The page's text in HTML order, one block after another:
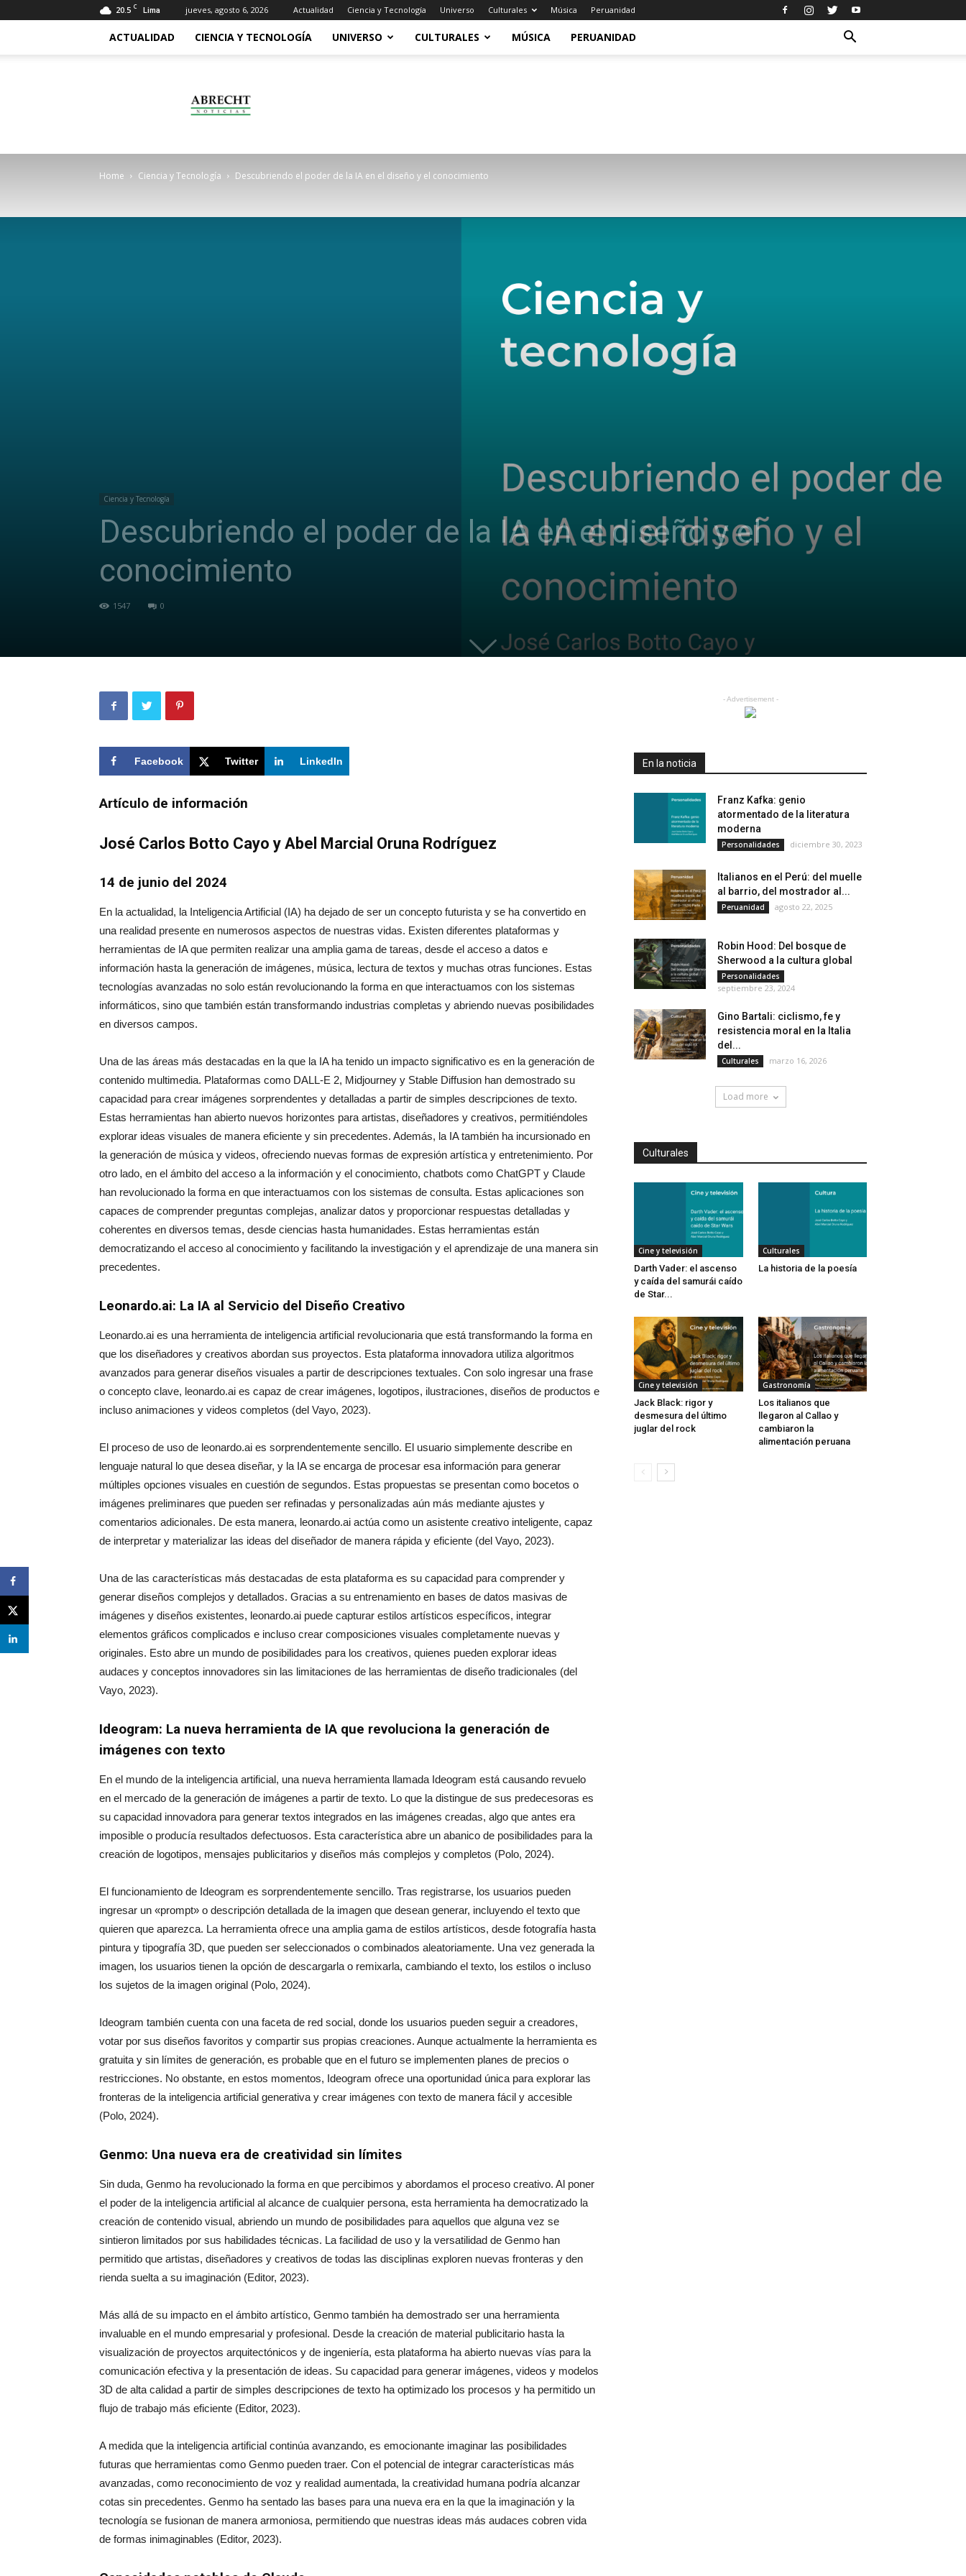
20.5 C Lima jueves, agosto 6, 2026 Actualidad Ciencia y Tecnología Universo Culturales Música Peruanidad
ACTUALIDAD CIENCIA Y TECNOLOGÍA UNIVERSO CULTURALES MÚSICA PERUANIDAD
Home Ciencia y Tecnología Descubriendo el poder de la IA en el diseño y el conocimiento
Ciencia y Tecnología
Descubriendo el poder de la IA en el diseño y el
conocimiento
1547 0
Facebook Twitter LinkedIn
Artículo de información
José Carlos Botto Cayo y Abel Marcial Oruna Rodríguez
14 de junio del 2024
En la actualidad, la Inteligencia Artificial (IA) ha dejado de ser un concepto futurista y se ha convertido en
una realidad presente en numerosos aspectos de nuestras vidas. Existen diferentes plataformas y
herramientas de IA que permiten realizar una amplia gama de tareas, desde el acceso a datos e
información hasta la generación de imágenes, música, lectura de textos y muchas otras funciones. Estas
tecnologías avanzadas no solo están revolucionando la forma en que interactuamos con los sistemas
informáticos, sino que también están transformando industrias completas y abriendo nuevas posibilidades
en diversos campos.
Una de las áreas más destacadas en la que la IA ha tenido un impacto significativo es en la generación de
contenido multimedia. Plataformas como DALL-E 2, Midjourney y Stable Diffusion han demostrado su
capacidad para crear imágenes sorprendentes y detalladas a partir de simples descripciones de texto.
Estas herramientas han abierto nuevos horizontes para artistas, diseñadores y creativos, permitiéndoles
explorar ideas visuales de manera eficiente y sin precedentes. Además, la IA también ha incursionado en
la generación de música y videos, ofreciendo nuevas formas de expresión artística y entretenimiento. Por
otro lado, en el ámbito del acceso a la información y el conocimiento, chatbots como ChatGPT y Claude
han revolucionado la forma en que interactuamos con los sistemas de consulta. Estas aplicaciones son
capaces de comprender preguntas complejas, analizar datos y proporcionar respuestas detalladas y
coherentes en diversos temas, desde ciencias hasta humanidades. Estas herramientas están
democratizando el acceso al conocimiento y facilitando la investigación y el aprendizaje de una manera sin
precedentes.
Leonardo.ai: La IA al Servicio del Diseño Creativo
Leonardo.ai es una herramienta de inteligencia artificial revolucionaria que está transformando la forma en
que los diseñadores y creativos abordan sus proyectos. Esta plataforma innovadora utiliza algoritmos
avanzados para generar diseños visuales a partir de descripciones textuales. Con solo ingresar una frase
o concepto clave, leonardo.ai es capaz de crear imágenes, logotipos, ilustraciones, diseños de productos e
incluso animaciones y videos completos (del Vayo, 2023).
El proceso de uso de leonardo.ai es sorprendentemente sencillo. El usuario simplemente describe en
lenguaje natural lo que desea diseñar, y la IA se encarga de procesar esa información para generar
múltiples opciones visuales en cuestión de segundos. Estas propuestas se presentan como bocetos o
imágenes preliminares que pueden ser refinadas y personalizadas aún más mediante ajustes y
comentarios adicionales. De esta manera, leonardo.ai actúa como un asistente creativo inteligente, capaz
de interpretar y materializar las ideas del diseñador de manera rápida y eficiente (del Vayo, 2023).
Una de las características más destacadas de esta plataforma es su capacidad para comprender y
generar diseños complejos y detallados. Gracias a su entrenamiento en bases de datos masivas de
imágenes y diseños existentes, leonardo.ai puede capturar estilos artísticos específicos, integrar
elementos gráficos complicados e incluso crear composiciones visuales completamente nuevas y
originales. Esto abre un mundo de posibilidades para los creativos, quienes pueden explorar ideas
audaces y conceptos innovadores sin las limitaciones de las herramientas de diseño tradicionales (del
Vayo, 2023).
Ideogram: La nueva herramienta de IA que revoluciona la generación de
imágenes con texto
En el mundo de la inteligencia artificial, una nueva herramienta llamada Ideogram está causando revuelo
en el mercado de la generación de imágenes a partir de texto. Lo que la distingue de sus predecesoras es
su capacidad innovadora para generar textos integrados en las imágenes creadas, algo que antes era
imposible o producía resultados defectuosos. Esta característica abre un abanico de posibilidades para la
creación de logotipos, mensajes publicitarios y diseños más complejos y completos (Polo, 2024).
El funcionamiento de Ideogram es sorprendentemente sencillo. Tras registrarse, los usuarios pueden
ingresar un «prompt» o descripción detallada de la imagen que desean generar, incluyendo el texto que
quieren que aparezca. La herramienta ofrece una amplia gama de estilos artísticos, desde fotografía hasta
pintura y tipografía 3D, que pueden ser seleccionados o combinados aleatoriamente. Una vez generada la
imagen, los usuarios tienen la opción de descargarla o remixarla, cambiando el texto, los estilos o incluso
los sujetos de la imagen original (Polo, 2024).
Ideogram también cuenta con una faceta de red social, donde los usuarios pueden seguir a creadores,
votar por sus diseños favoritos y compartir sus propias creaciones. Aunque actualmente la herramienta es
gratuita y sin límites de generación, es probable que en el futuro se implementen planes de precios o
restricciones. No obstante, en estos momentos, Ideogram ofrece una oportunidad única para explorar las
fronteras de la inteligencia artificial generativa y crear imágenes con texto de manera fácil y accesible
(Polo, 2024).
Genmo: Una nueva era de creatividad sin límites
Sin duda, Genmo ha revolucionado la forma en que percibimos y abordamos el proceso creativo. Al poner
el poder de la inteligencia artificial al alcance de cualquier persona, esta herramienta ha democratizado la
creación de contenido visual, abriendo un mundo de posibilidades para aquellos que alguna vez se
sintieron limitados por sus habilidades técnicas. La facilidad de uso y la versatilidad de Genmo han
permitido que artistas, diseñadores y creativos de todas las disciplinas exploren nuevas fronteras y den
rienda suelta a su imaginación (Editor, 2023).
Más allá de su impacto en el ámbito artístico, Genmo también ha demostrado ser una herramienta
invaluable en el mundo empresarial y profesional. Desde la creación de material publicitario hasta la
visualización de proyectos arquitectónicos y de ingeniería, esta plataforma ha abierto nuevas vías para la
comunicación efectiva y la presentación de ideas. Su capacidad para generar imágenes, videos y modelos
3D de alta calidad a partir de simples descripciones de texto ha optimizado los procesos y ha permitido un
flujo de trabajo más eficiente (Editor, 2023).
A medida que la inteligencia artificial continúa avanzando, es emocionante imaginar las posibilidades
futuras que herramientas como Genmo pueden traer. Con el potencial de integrar características más
avanzadas, como reconocimiento de voz y realidad aumentada, la creatividad humana podría alcanzar
cotas sin precedentes. Genmo ha sentado las bases para una nueva era en la que la imaginación y la
tecnología se fusionan de manera armoniosa, permitiendo que nuestras ideas más audaces cobren vida
de formas inimaginables (Editor, 2023).
- Advertisement -
En la noticia
Franz Kafka: genio
atormentado de la literatura
moderna
Personalidades diciembre 30, 2023
Italianos en el Perú: del muelle
al barrio, del mostrador al...
Peruanidad agosto 22, 2025
Robin Hood: Del bosque de
Sherwood a la cultura global
Personalidades
septiembre 23, 2024
Gino Bartali: ciclismo, fe y
resistencia moral en la Italia
del...
Culturales marzo 16, 2026
Load more
Culturales
Cine y televisión
Darth Vader: el ascenso
y caída del samurái caído
de Star...
Culturales
La historia de la poesía
Cine y televisión
Jack Black: rigor y
desmesura del último
juglar del rock
Gastronomía
Los italianos que
llegaron al Callao y
cambiaron la
alimentación peruana